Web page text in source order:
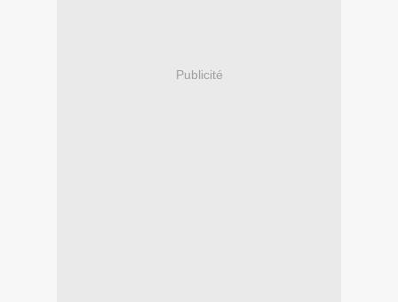
Publicité